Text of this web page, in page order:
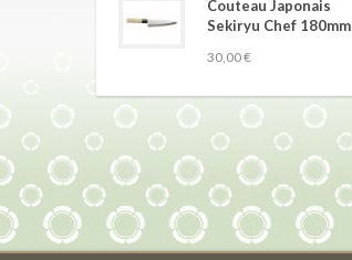
Couteau Japonais
Sekiryu Chef 180mm
30,00 €